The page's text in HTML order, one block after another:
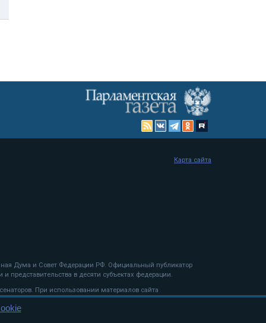
Дума и Совет Федерации РФ. Официальный публикатор
представительства в десяти субъектах федерации.
При использовании материалов сайта
Карта сайта